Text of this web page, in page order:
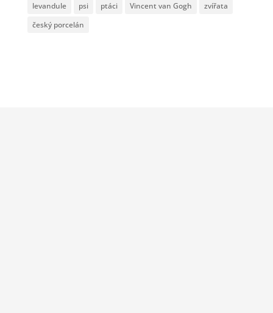
levandule
psi ptáci Vincent van Gogh
zvířata
český porcelán